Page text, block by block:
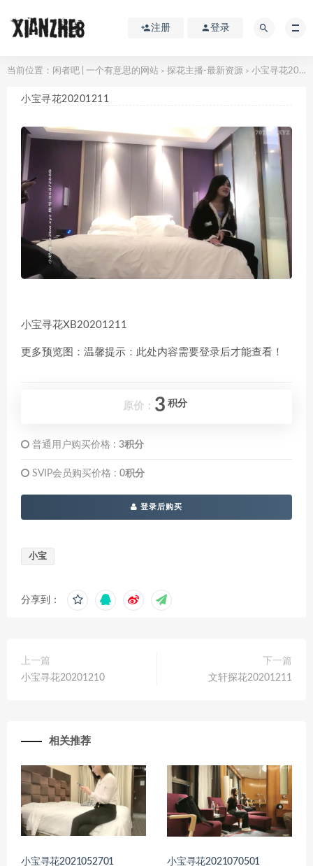
注册 登录
当前位置： 闲者吧 | 一个有意思的网站 > 探花主播-最新资源 > 小宝寻花20201211
小宝寻花20201211
小宝寻花XB20201211
更多预览图：温馨提示：此处内容需要登录后才能查看！
原价： 3 积分
普通用户购买价格 : 3积分
SVIP会员购买价格 : 0积分
登录后购买
小宝
分享到：
上一篇
小宝寻花20201210
下一篇
文轩探花20201211
相关推荐
小宝寻花2021052701 小宝寻花2021070501